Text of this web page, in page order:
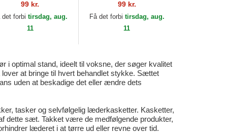
99 kr.
det forbitirsdag, aug.
11
99 kr.
Få det forbi tirsdag, aug.
11
i optimal stand, ideelt til voksne, der søger kvalitet
at bringe til hvert behandlet stykke. Sættet
uden at beskadige det eller ændre dets
tasker og selvfølgelig læderkasketter. Kasketter,
dette sæt. Takket være de medfølgende produkter,
læderet i at tørre ud eller revne over tid.